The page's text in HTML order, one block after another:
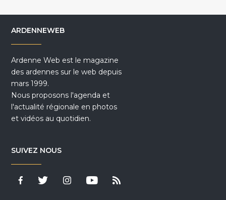
ARDENNEWEB
Ardenne Web est le magazine
des ardennes sur le web depuis
mars 1999.
Nous proposons l'agenda et
l'actualité régionale en photos
et vidéos au quotidien.
SUIVEZ NOUS